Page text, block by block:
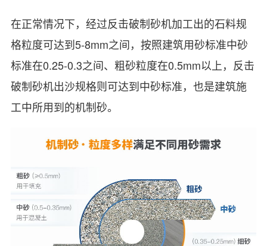
在正常情况下，经过反击破制砂机加工出的石料规
格粒度可达到5-8mm之间，按照建筑用砂标准中砂
标准在0.25-0.3之间、粗砂粒度在0.5mm以上，反击
破制砂机出沙规格则可达到中砂标准，也是建筑施
工中所用到的机制砂。